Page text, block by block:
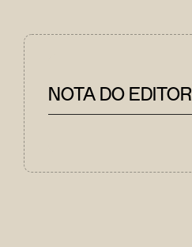
NOTA DO EDITOR